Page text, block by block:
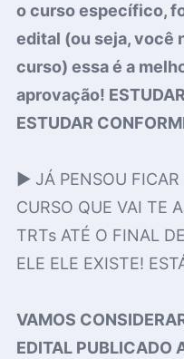
o curso específico,
edital (ou seja, você
curso) essa é a
aprovação!
ESTUDAR
▶️ JÁ PENSOU
CURSO QUE VAI TE
TRTs ATÉ O FINAL
ELE ELE EXISTE!
VAMOS
EDITAL PUBLICADO